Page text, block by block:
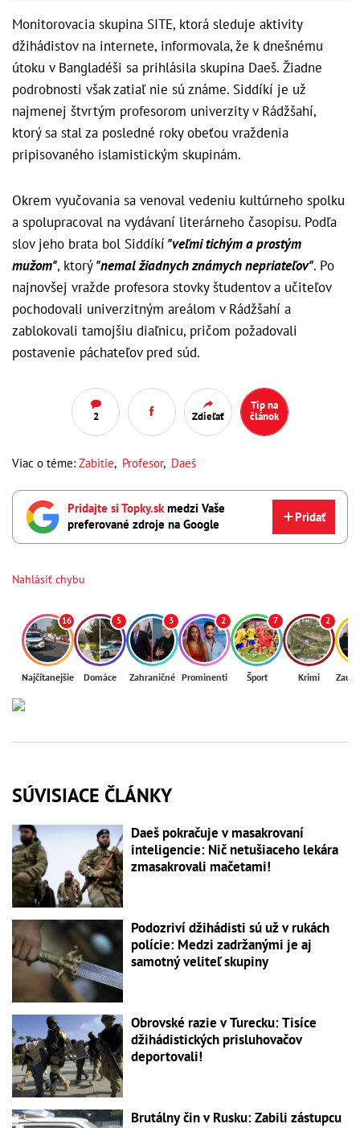
Monitorovacia skupina SITE, ktorá sleduje aktivity
džihádistov na internete, informovala, že k dnešnému
útoku v Bangladéši sa prihlásila skupina Daeš. Žiadne
podrobnosti však zatiaľ nie sú známe. Siddíkí je už
najmenej štvrtým profesorom univerzity v Rádžšahí,
ktorý sa stal za posledné roky obeťou vraždenia
pripisovaného islamistickým skupinám.
Okrem vyučovania sa venoval vedeniu kultúrneho spolku
a spolupracoval na vydávaní literárneho časopisu. Podľa
slov jeho brata bol Siddíkí "veľmi tichým a prostým
mužom", ktorý"nemal žiadnych známych nepriateľov". Po
najnovšej vražde profesora stovky študentov a učiteľov
pochodovali univerzitným areálom v Rádžšahí a
zablokovali tamojšiu diaľnicu, pričom požadovali
postavenie páchateľov pred súd.
2 Zdieľať
Tip na
článok
Viac o téme: Zabitie, Profesor, Daeš
Pridajte si Topky.skmedzi Vaše
preferované zdroje na Google
Pridať
Nahlásiť chybu
16
Najčítanejšie
5
Domáce
3
Zahraničné
2
Prominenti
7
Šport
2
Krimi
SÚVISIACE ČLÁNKY
Daeš pokračuje v masakrovaní
inteligencie: Nič netušiaceho lekára
zmasakrovali mačetami!
Podozriví džihádisti sú už v rukách
polície: Medzi zadržanými je aj
samotný veliteľ skupiny
Obrovské razie v Turecku: Tisíce
džihádistických prisluhovačov
deportovali!
Brutálny čin v Rusku: Zabili zástupcu